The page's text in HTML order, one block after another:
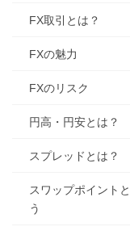
FX取引とは？
FXの魅力
FXのリスク
円高・円安とは？
スプレッドとは？
スワップポイント
う